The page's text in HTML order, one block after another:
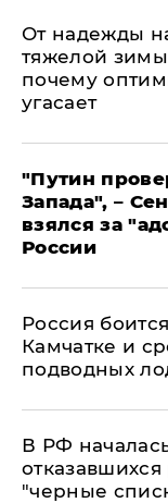
От надежды
тяжелой
почему
угасает
"Путин
Запада", –
взялся за
России
Россия
Камчатке и
подводных
​В РФ
"черные